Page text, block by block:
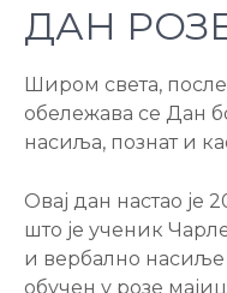
ДАН
Широм света,
обележава се Дан
насиља, познат и
Овај дан настао је
што је ученик
и вербално насиље
обучен у розе